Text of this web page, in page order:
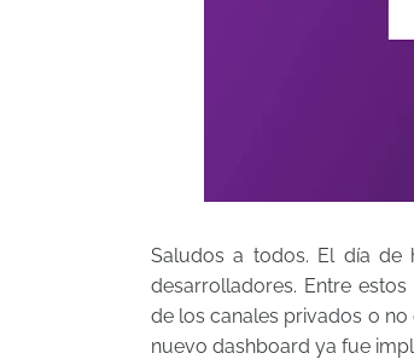
Saludos a todos. El día de
desarrolladores. Entre
de los canales privados o
nuevo dashboard ya fue